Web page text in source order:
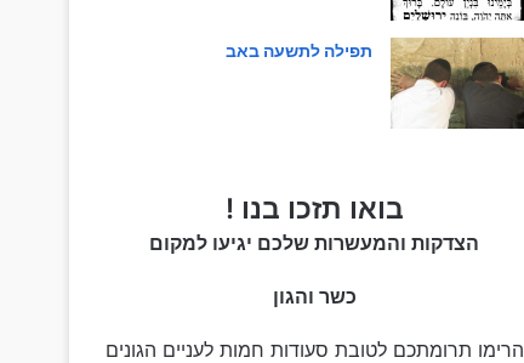
תפילה לתשעה באב
בואו תזכו בנו !
הצדקות והמעשרות שלכם יגיעו למקום
כשר והגון
הרימו תרומתכם לטובת סעודות חמות לעניים הגונים